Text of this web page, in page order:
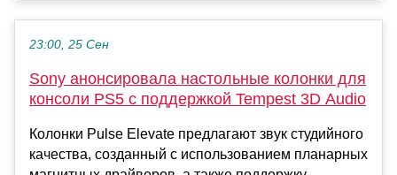
23:00, 25 Сен
Sony анонсировала настольные колонки для
консоли PS5 с поддержкой Tempest 3D Audio
Колонки Pulse Elevate предлагают звук студийного
качества, созданный с использованием планарных